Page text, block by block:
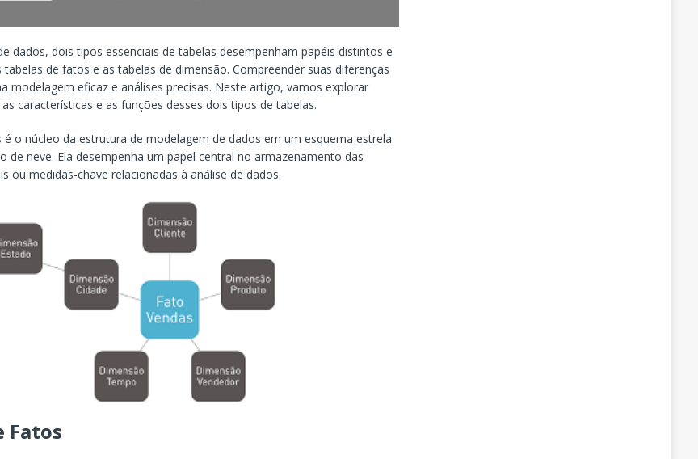
dados, dois tipos essenciais de tabelas desempenham papéis distintos e
tabelas de fatos e as tabelas de dimensão. Compreender suas diferenças
modelagem eficaz e análises precisas. Neste artigo, vamos explorar
características e as funções desses dois tipos de tabelas.
é o núcleo da estrutura de modelagem de dados em um esquema estrela
de neve. Ela desempenha um papel central no armazenamento das
ou medidas-chave relacionadas à análise de dados.
Fatos